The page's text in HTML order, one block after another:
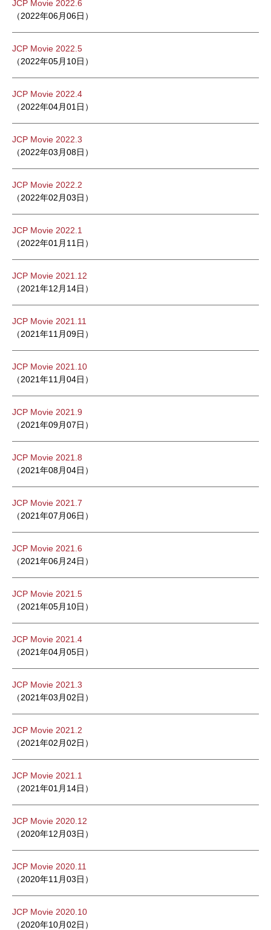
JCP Movie 2022.6
（2022年06月06日）
JCP Movie 2022.5
（2022年05月10日）
JCP Movie 2022.4
（2022年04月01日）
JCP Movie 2022.3
（2022年03月08日）
JCP Movie 2022.2
（2022年02月03日）
JCP Movie 2022.1
（2022年01月11日）
JCP Movie 2021.12
（2021年12月14日）
JCP Movie 2021.11
（2021年11月09日）
JCP Movie 2021.10
（2021年11月04日）
JCP Movie 2021.9
（2021年09月07日）
JCP Movie 2021.8
（2021年08月04日）
JCP Movie 2021.7
（2021年07月06日）
JCP Movie 2021.6
（2021年06月24日）
JCP Movie 2021.5
（2021年05月10日）
JCP Movie 2021.4
（2021年04月05日）
JCP Movie 2021.3
（2021年03月02日）
JCP Movie 2021.2
（2021年02月02日）
JCP Movie 2021.1
（2021年01月14日）
JCP Movie 2020.12
（2020年12月03日）
JCP Movie 2020.11
（2020年11月03日）
JCP Movie 2020.10
（2020年10月02日）